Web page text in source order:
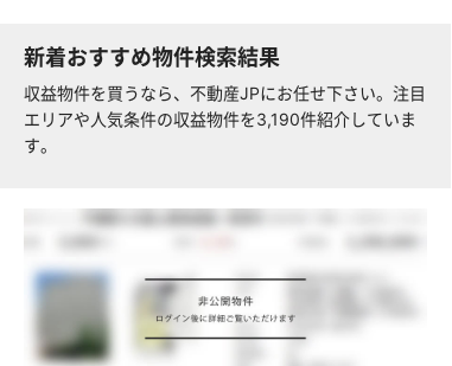
新着おすすめ物件検索結果
収益物件を買うなら、不動産JPにお任せ下さい。注目
エリアや人気条件の収益物件を3,190件紹介していま
す。